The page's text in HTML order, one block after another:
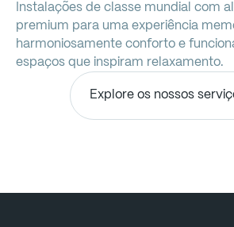
Instalações de classe mundial com
premium para uma experiência
harmoniosamente conforto e
espaços que inspiram relaxamento.
Explore os nossos